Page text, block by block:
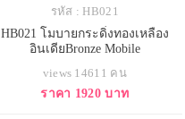
รหัส : HB021
HB021 โมบายกระดิ่งทองเหลือง
อินเดียBronze Mobile
views 14611 คน
ราคา 1920 บาท